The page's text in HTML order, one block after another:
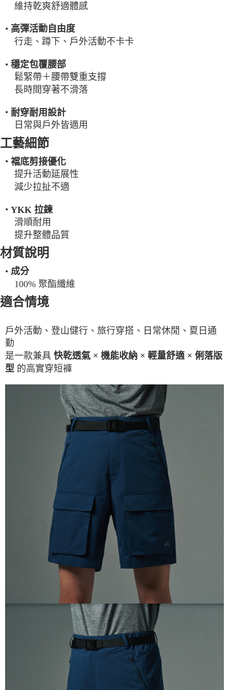
維持乾爽舒適體感
• 高彈活動自由度
行走、蹲下、戶外活動不卡卡
• 穩定包覆腰部
鬆緊帶＋腰帶雙重支撐
長時間穿著不滑落
• 耐穿耐用設計
日常與戶外皆適用
工藝細節
• 襠底剪接優化
提升活動延展性
減少拉扯不適
• YKK 拉鍊
滑順耐用
提升整體品質
材質說明
• 成分
100% 聚酯纖維
適合情境
戶外活動、登山健行、旅行穿搭、日常休閒、夏日通
勤
是一款兼具 快乾透氣 × 機能收納 × 輕量舒適 × 俐落版
型 的高實穿短褲